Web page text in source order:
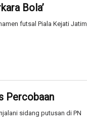
Bola’
futsal Piala Kejati Jatim,
Percobaan
sidang putusan di PN